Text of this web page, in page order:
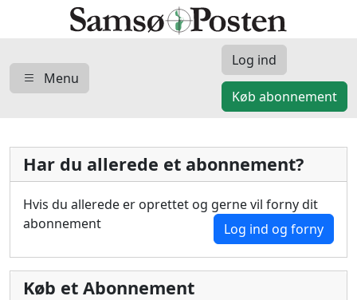
Menu
Log ind
Køb abonnement
Har du allerede et abonnement?
Hvis du allerede er oprettet og gerne vil forny dit
abonnement
Log ind og forny
Køb et Abonnement